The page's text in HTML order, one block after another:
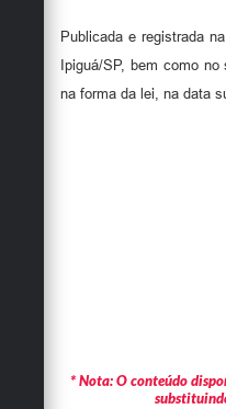
Publicada e registrada
Ipiguá/SP, bem como
na forma da lei, na data
* Nota: O conteúdo